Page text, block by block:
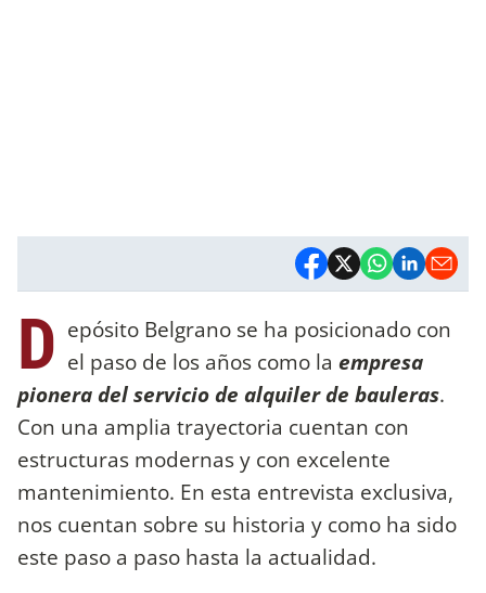
D epósito Belgrano se ha posicionado con
el paso de los años como la empresa
pionera del servicio de alquiler de bauleras.
Con una amplia trayectoria cuentan con
estructuras modernas y con excelente
mantenimiento. En esta entrevista exclusiva,
nos cuentan sobre su historia y como ha sido
este paso a paso hasta la actualidad.